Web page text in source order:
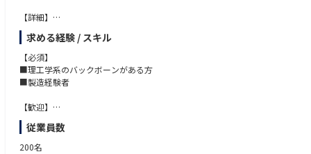
ます。
◎会社の中核を担う「次世代リーダー」への確かなキャリア
今回は技術継承を前提とした、将来の幹部候補・主担当としての採用で
す。短期的な成果に追われることなく、ベテランのノウハウを5年かけて
じっくりと吸収し、社内になくてはならない存在へと成長していける安心
【詳細】
顧客からのクレームに対して社内関連部門へ展開し、営業・設計・製造担
当等とコミュニケーションを取りながら報告書類の作成や改善を進める業
務です。まずは先輩社員と一緒に業務を行い、不具合対応の流れを覚えて
いただきます。ご経験に合わせて、ISO関連の業務やその他品質保証業務
についてもできるところからお任せしていきます。
■新製品の品質保証体制の企画・立案
■トラブル対応・顧客対応
■トラブル改善及び製造部門へのフィードバック など
求める経験 / スキル
【必須】
■理工学系のバックボーンがある方
■製造経験者
【歓迎】
■ISOのご経験
■品質管理、品質保証のご経験（製品不問）
■機械図面を読める方
従業員数
200名